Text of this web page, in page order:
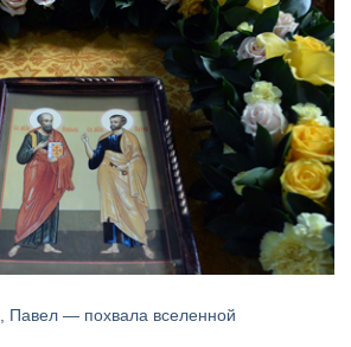
Павел — похвала вселенной